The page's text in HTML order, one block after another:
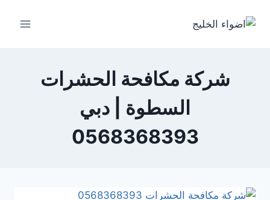
شركة مكافحة الحشرات
السطوة | دبي
0568368393